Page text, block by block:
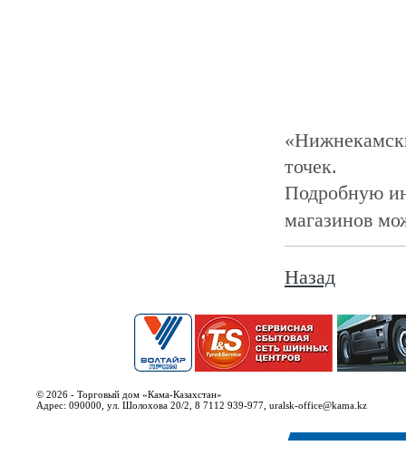
точек.
Подробную
магазинов
Назад
© 2026 - Торговый дом «Кама-Казахстан»
Адрес: 090000, ул. Шолохова 20/2, 8 7112 939-977, uralsk-office@kama.kz